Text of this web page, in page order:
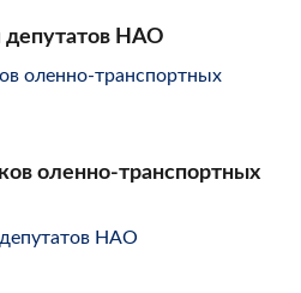
депутатов НАО
оленно-транспортных